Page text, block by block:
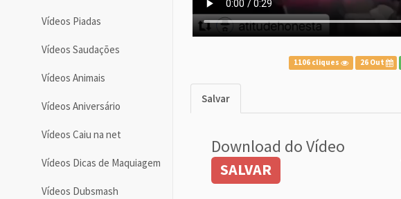
Vídeos Piadas
Vídeos Saudações
Vídeos Animais
Vídeos Aniversário
Vídeos Caiu na net
Vídeos Dicas de Maquiagem
Vídeos Dubsmash
1106 cliques 26 Out
Salvar
Download do Vídeo
SALVAR